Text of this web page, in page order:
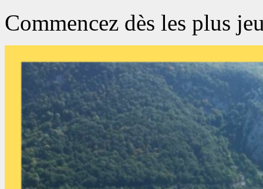
Commencez dès les plus